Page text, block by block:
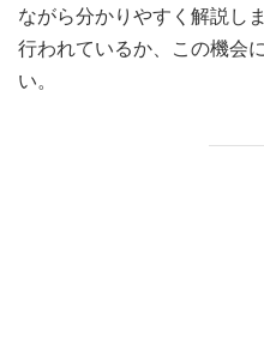
ながら分かりやすく解説し
行われているか、この機会
い。